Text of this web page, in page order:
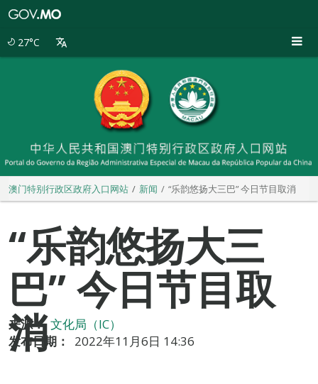
27°C
澳门特别行政区政府入口网站 新闻 “乐韵悠扬大三巴” 今日节目取消
“乐韵悠扬大三
巴” 今日节目取
消
来源： 文化局（IC）
发布日期：
2022年11月6日 14:36